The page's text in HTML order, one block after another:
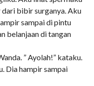
dari bibir surganya. Aku
sampai di pintu
belanjaan di tangan
” Ayolah!” kataku.
Dia hampir sampai